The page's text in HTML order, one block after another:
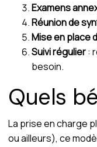
Examens
Réunion de
Mise en place
Suivi régulier:
besoin.
Quels
La prise en charge
ou ailleurs), ce